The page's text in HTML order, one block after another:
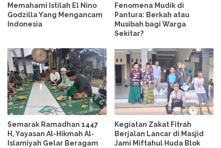
Memahami Istilah El Nino
Godzilla Yang Mengancam
Indonesia
Fenomena Mudik di
Pantura: Berkah atau
Musibah bagi Warga
Sekitar?
Semarak Ramadhan 1447
H, Yayasan Al-Hikmah Al-
Islamiyah Gelar Beragam
Kegiatan Zakat Fitrah
Berjalan Lancar di Masjid
Jami Miftahul Huda Blok